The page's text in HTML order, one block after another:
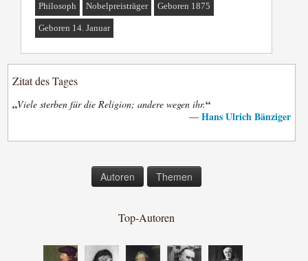
Philosoph Nobelpreisträger Geboren 1875
Geboren 14. Januar
Zitat des Tages
„Viele sterben für die Religion; andere wegen ihr.“
— Hans Ulrich Bänziger
Autoren Themen
Top-Autoren